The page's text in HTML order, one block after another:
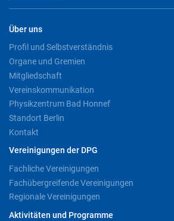
Über uns
Profil und Selbstverständnis
Organe und Gremien
Mitgliedschaft
Vereinskommunikation
Physikzentrum Bad Honnef
Standort Berlin
Kontakt
Vereinigungen der DPG
Fachliche Vereinigungen
Fachübergreifende Vereinigungen
Regionale Vereinigungen
Aktivitäten und Programme